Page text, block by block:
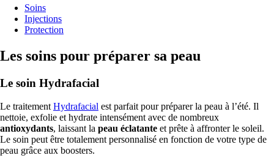
Soins
Injections
Protection
Les soins pour préparer sa peau
Le soin Hydrafacial
Le traitementHydrafacial est parfait pour préparer la peau à l’été. Il
nettoie, exfolie et hydrate intensément avec de nombreux
antioxydants, laissant la peau éclatante et prête à affronter le soleil.
Le soin peut être totalement personnalisé en fonction de votre type de
peau grâce aux boosters.